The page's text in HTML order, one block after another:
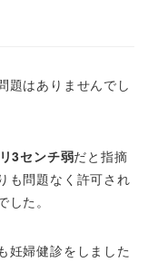
題はありませんでし
3センチ弱だと指摘
も問題なく許可され
た。
妊婦健診をしました